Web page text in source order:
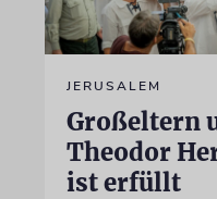
JERUSALEM
Großeltern
Theodor
ist erfüllt